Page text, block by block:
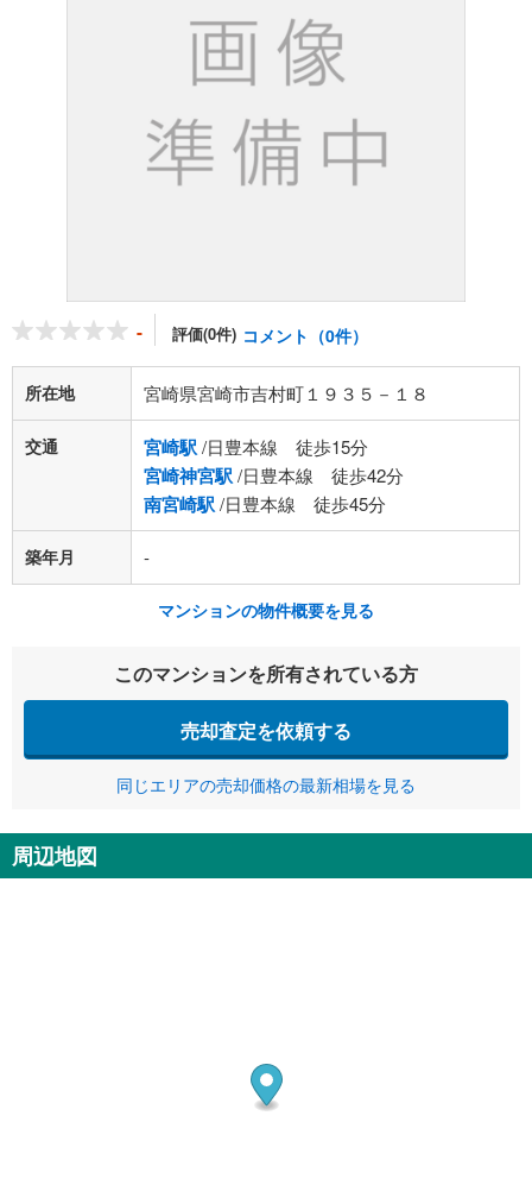
- 評価(0件) コメント（0件）
所在地 宮崎県宮崎市吉村町１９３５－１８
交通 宮崎駅/日豊本線 徒歩15分
宮崎神宮駅/日豊本線 徒歩42分
南宮崎駅/日豊本線 徒歩45分
築年月 -
マンションの物件概要を見る
このマンションを所有されている方
売却査定を依頼する
同じエリアの売却価格の最新相場を見る
周辺地図